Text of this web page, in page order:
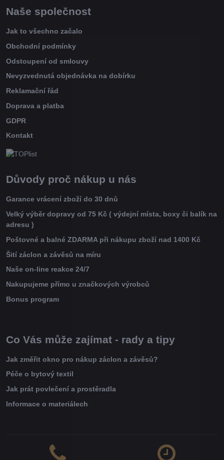
Naše společnost
Jak to všechno začalo
Obchodní podmínky
Odstoupení od smlouvy
Nevyzvednutá objednávka na dobírku
Reklamační řád
Doprava a platba
GDPR
Kontakt
Důvody proč nákup u nás
Garance vrácení zboží do 30 dnů
Velký výběr dopravy od 75 Kč ( výdejní místa, boxy či balík na
adresu )
Poštovné a balné ZDARMA při nákupu zboží nad 1400 Kč
Šití záclon a závěsů na míru
Naše on-line reakce 24/7
Nakupujeme přímo u značkových výrobců
Bonus program
Co Vás může zajímat - rady a tipy
Jak změřit okno pro nákup záclon a závěsů?
Péče o bytový textil
Jak prát povlečení a prostěradla
Informace o materiálech